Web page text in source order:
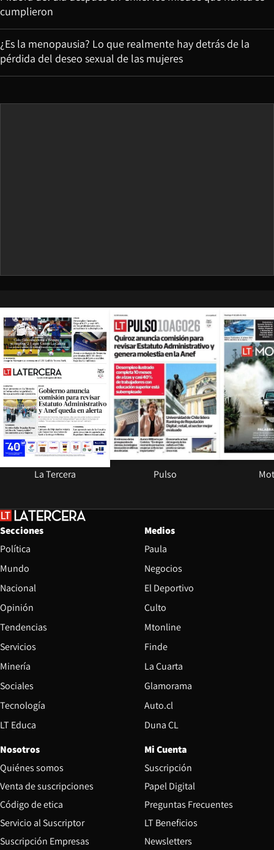
cumplieron
¿Es la menopausia? Lo que realmente hay detrás de la
pérdida del deseo sexual de las mujeres
Opens in new window
La Tercera
Opens in
Pulso
Secciones
Política
Mundo
Nacional
Opinión
Tendencias
Servicios
Minería
Sociales
Tecnología
LT Educa
Medios
Paula
Negocios
El Deportivo
Culto
Mtonline
Finde
La Cuarta
Glamorama
Auto.cl
Duna CL
Nosotros
Quiénes somos
Venta de suscripciones
Código de etica Opens in new window
Servicio al Suscriptor
Suscripción Empresas
Mi Cuenta
Suscripción
Papel Digital
Preguntas Frecuentes
LT Beneficios
Newsletters